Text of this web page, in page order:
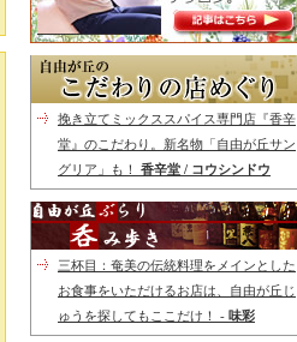
挽き立てミックススパイス専門店『香辛
堂』のこだわり。新名物「自由が丘サン
グリア」も！ 香辛堂 / コウシンドウ
三杯目：奄美の伝統料理をメインとした
お食事をいただけるお店は、自由が丘じ
ゅうを探してもここだけ！ - 味彩